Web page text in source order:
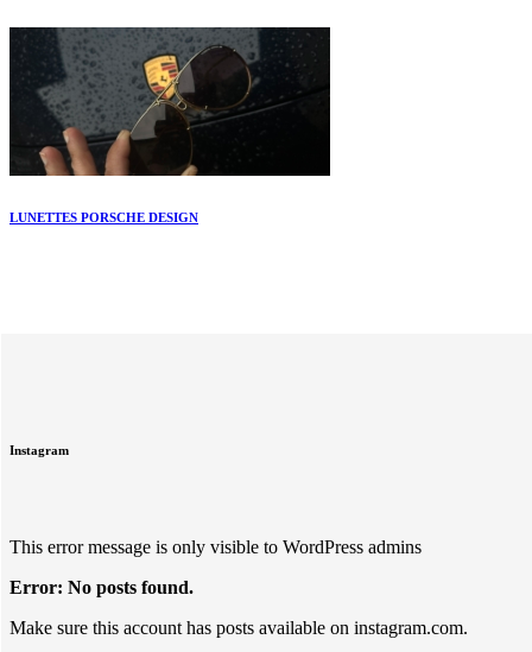
LUNETTES PORSCHE DESIGN
Instagram
This error message is only visible to WordPress admins
Error: No posts found.
Make sure this account has posts available on instagram.com.